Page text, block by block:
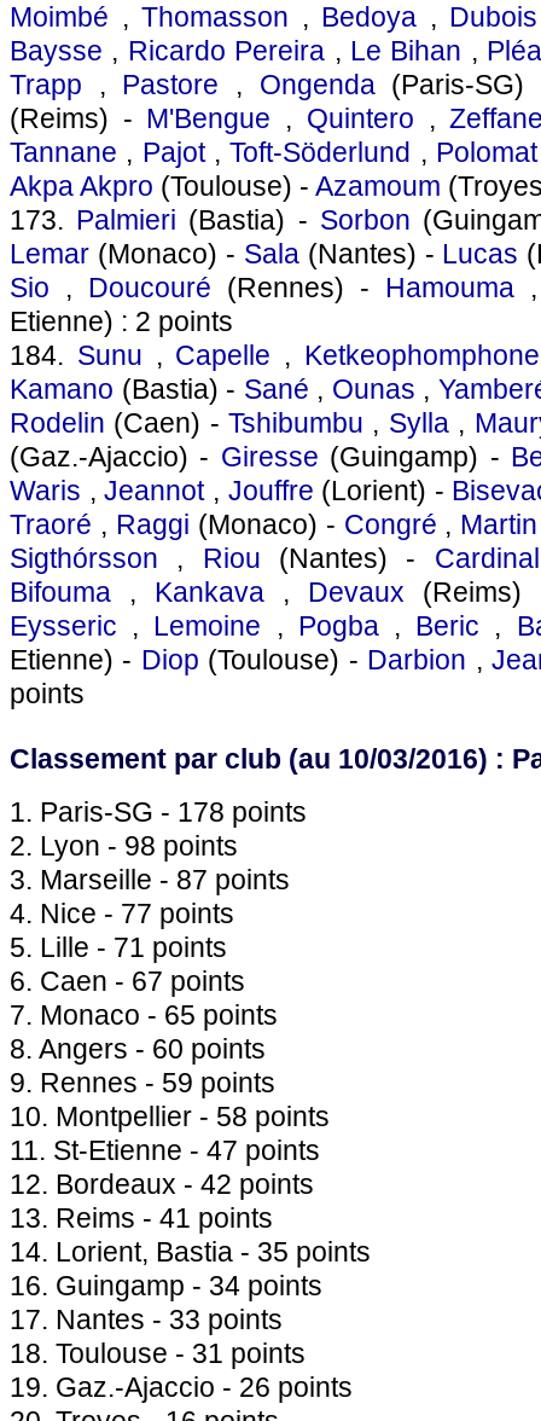
Moimbé , Thomasson , Bedoya , Dubois
Baysse , Ricardo Pereira , Le Bihan ,
Trapp , Pastore , Ongenda(Paris-
(Reims) - M'Bengue , Quintero ,
Tannane , Pajot,Toft-Söderlund , Polomat
Akpa Akpro (Toulouse) - Azamoum
173. Palmieri (Bastia) - Sorbon
Lemar (Monaco) - Sala(Nantes) - Lucas
Sio , Doucouré (Rennes) - Hamouma
Etienne) : 2 points
184. Sunu , Capelle , Ketkeophomphone
Kamano (Bastia) - Sané , Ounas ,
Rodelin (Caen) -Tshibumbu , Sylla,
(Gaz.-Ajaccio) - Giresse (Guingamp) -
Waris ,Jeannot, Jouffre (Lorient) -
Traoré , Raggi (Monaco) - Congré , Martin
Sigthórsson , Riou (Nantes) -
Bifouma , Kankava , Devaux
Eysseric , Lemoine , Pogba, Beric ,
Etienne) - Diop (Toulouse) - Darbion ,
points
Classement par club (au 10/03/2016) :
1. Paris-SG - 178 points
2. Lyon - 98 points
3. Marseille - 87 points
4. Nice - 77 points
5. Lille - 71 points
6. Caen - 67 points
7. Monaco - 65 points
8. Angers - 60 points
9. Rennes - 59 points
10. Montpellier - 58 points
11. St-Etienne - 47 points
12. Bordeaux - 42 points
13. Reims - 41 points
14. Lorient, Bastia - 35 points
16. Guingamp - 34 points
17. Nantes - 33 points
18. Toulouse - 31 points
19. Gaz.-Ajaccio - 26 points